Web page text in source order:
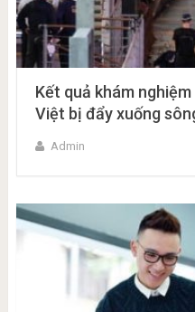
Kết quả khám
Việt bị đẩy xuống
Admin